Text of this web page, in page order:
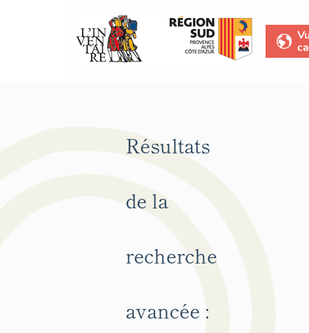
Résultats
de la
recherche
avancée :